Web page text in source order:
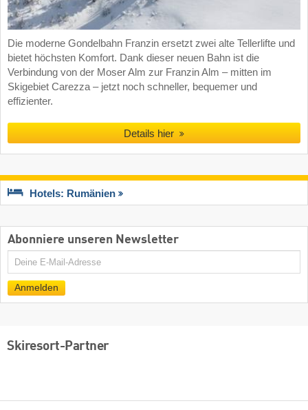
Die moderne Gondelbahn Franzin ersetzt zwei alte Tellerlifte und
bietet höchsten Komfort. Dank dieser neuen Bahn ist die
Verbindung von der Moser Alm zur Franzin Alm – mitten im
Skigebiet Carezza – jetzt noch schneller, bequemer und
effizienter.
Details hier
Hotels: Rumänien
Abonniere unseren Newsletter
E-
Anmelden
Skiresort-Partner